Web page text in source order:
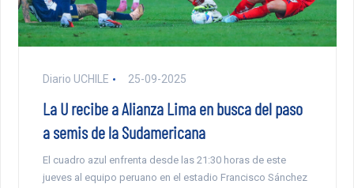
Diario UCHILE 25-09-2025
La U recibe a Alianza Lima en busca del paso
a semis de la Sudamericana
El cuadro azul enfrenta desde las 21:30 horas de este
jueves al equipo peruano en el estadio Francisco Sánchez